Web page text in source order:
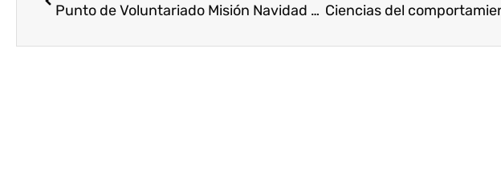
Punto de Voluntariado Misión Navidad 2024